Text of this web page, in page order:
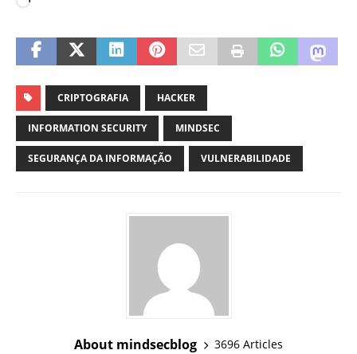
CRIPTOGRAFIA HACKER
INFORMATION SECURITY MINDSEC
SEGURANÇA DA INFORMAÇÃO VULNERABILIDADE
About mindsecblog
3696 Articles